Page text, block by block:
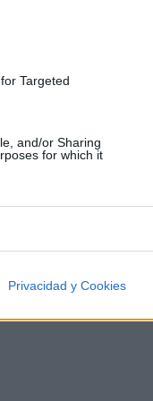
Targeted
and/or Sharing
for which it
Privacidad y Cookies
cero. 💾 ¡Guarda
P Q R S